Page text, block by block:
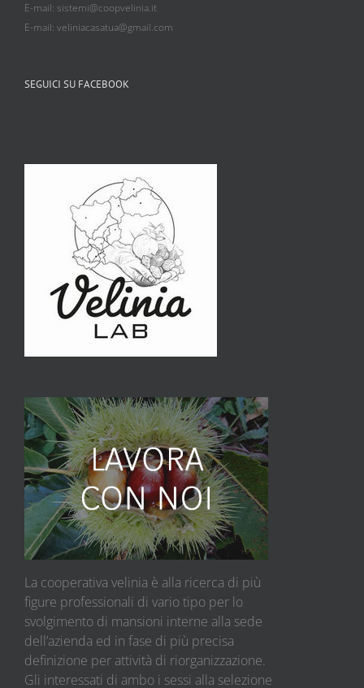
E-mail: sistemi@coopvelinia.it
E-mail: veliniacasatua@gmail.com
SEGUICI SU FACEBOOK
La cooperativa velinia è alla ricerca di più
figure professionali di vario tipo per lo
svolgimento di mansioni interne alla sede
dell’azienda ed in fase di più precisa
definizione per attività di riorganizzazione.
Gli interessati di ambo i sessi alla selezione